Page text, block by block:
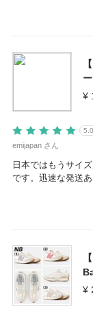
ー
¥
5.0
emijapan さん
日本ではもうサイ
です。迅速な発送
¥